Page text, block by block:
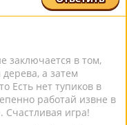
заключается в том,
а затем
Есть нет тупиков в
работай извне в
Счастливая игра!